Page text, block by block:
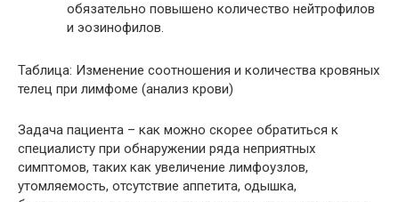
обязательно повышено количество нейтрофилов
и эозинофилов.
Таблица: Изменение соотношения и количества кровяных
телец при лимфоме (анализ крови)
Задача пациента – как можно скорее обратиться к
специалисту при обнаружении ряда неприятных
симптомов, таких как увеличение лимфоузлов,
утомляемость, отсутствие аппетита, одышка,